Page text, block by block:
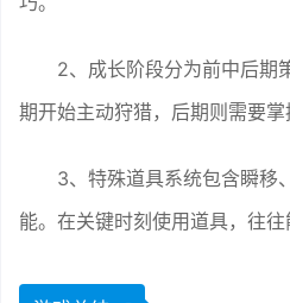
2、成长阶段分为前中后期
期开始主动狩猎，后期则需要掌
3、特殊道具系统包含瞬移
能。在关键时刻使用道具，往往